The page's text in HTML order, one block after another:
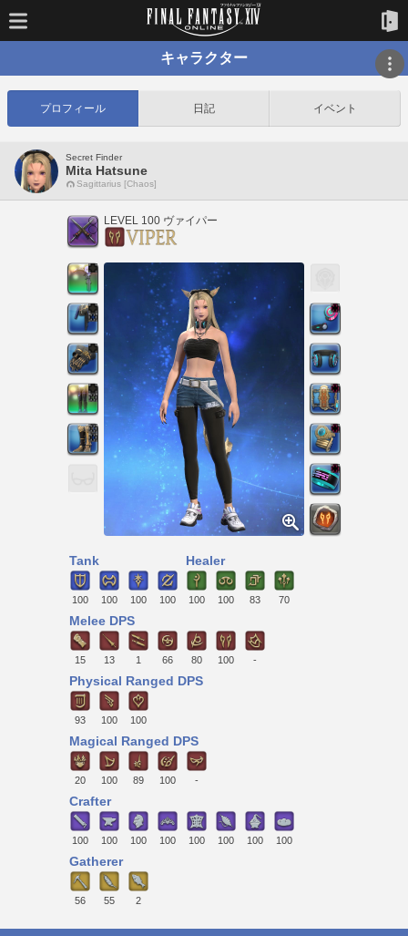
キャラクター
プロフィール 日記 イベント
Secret Finder
Mita Hatsune
Sagittarius [Chaos]
LEVEL 100 ヴァイパー
Tank
100 100 100 100
Healer
100 100 83 70
Melee DPS
15 13 1 66 80 100 -
Physical Ranged DPS
93 100 100
Magical Ranged DPS
20 100 89 100 -
Crafter
100 100 100 100 100 100 100 100
Gatherer
56 55 2